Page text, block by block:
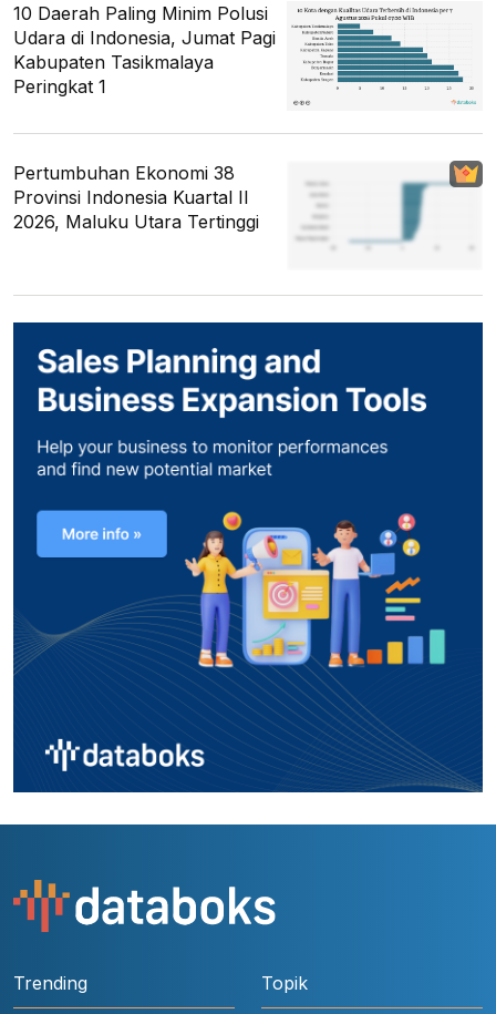
10 Daerah Paling Minim Polusi
Udara di Indonesia, Jumat Pagi
Kabupaten Tasikmalaya
Peringkat 1
Pertumbuhan Ekonomi 38
Provinsi Indonesia Kuartal II
2026, Maluku Utara Tertinggi
Trending Topik